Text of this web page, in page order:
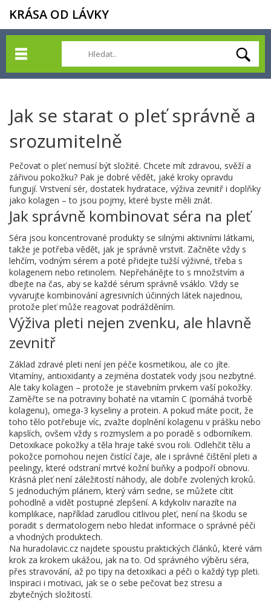
KRÁSA OD LÁVKY
Jak se starat o pleť správně a
srozumitelně
Pečovat o pleť nemusí být složité. Chcete mít zdravou, svěží a
zářivou pokožku? Pak je dobré vědět, jaké kroky opravdu
fungují. Vrstvení sér, dostatek hydratace, výživa zevnitř i doplňky
jako kolagen – to jsou pojmy, které byste měli znát.
Jak správně kombinovat séra na pleť
Séra jsou koncentrované produkty se silnými aktivními látkami,
takže je potřeba vědět, jak je správně vrstvit. Začněte vždy s
lehčím, vodným sérem a poté přidejte tužší výživné, třeba s
kolagenem nebo retinolem. Nepřehánějte to s množstvím a
dbejte na čas, aby se každé sérum správně vsáklo. Vždy se
vyvarujte kombinování agresivních účinných látek najednou,
protože pleť může reagovat podrážděním.
Výživa pleti nejen zvenku, ale hlavně
zevnitř
Základ zdravé pleti není jen péče kosmetikou, ale co jíte.
Vitamíny, antioxidanty a zejména dostatek vody jsou nezbytné.
Ale taky kolagen – protože je stavebním prvkem vaší pokožky.
Zaměřte se na potraviny bohaté na vitamín C (pomáhá tvorbě
kolagenu), omega-3 kyseliny a protein. A pokud máte pocit, že
toho tělo potřebuje víc, zvažte doplnění kolagenu v prášku nebo
kapslích, ovšem vždy s rozmyslem a po poradě s odborníkem.
Detoxikace pokožky a těla hraje také svou roli. Odlehčit tělu a
pokožce pomohou nejen čistící čaje, ale i správné čištění pleti a
peelingy, které odstraní mrtvé kožní buňky a podpoří obnovu.
Krásná pleť není záležitostí náhody, ale dobře zvolených kroků.
S jednoduchým plánem, který vám sedne, se můžete cítit
pohodlně a vidět postupné zlepšení. A kdykoliv narazíte na
komplikace, například zarudlou citlivou pleť, není na škodu se
poradit s dermatologem nebo hledat informace o správné péči
a vhodných produktech.
Na huradolavic.cz najdete spoustu praktických článků, které vám
krok za krokem ukážou, jak na to. Od správného výběru séra,
přes stravování, až po tipy na detoxikaci a péči o každý typ pleti.
Inspiraci i motivaci, jak se o sebe pečovat bez stresu a
zbytečných složitostí.